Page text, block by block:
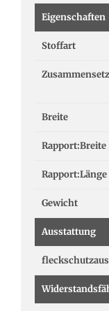
Eigenschaften
Stoffart
Breite
Rapport:Breite
Rapport:Länge
Gewicht
Ausstattung